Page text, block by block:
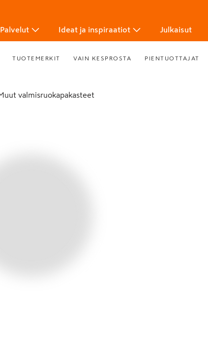
Palvelut Ideat ja inspiraatiot Julkaisut
TUOTEMERKIT VAIN KESPROSTA PIENTUOTTAJAT
Muut valmisruokapakasteet